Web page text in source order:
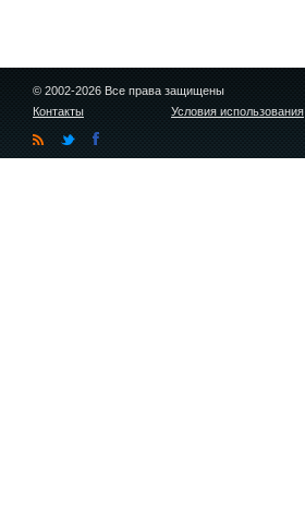
© 2002-2026 Все права защищены
Контакты
Условия использования